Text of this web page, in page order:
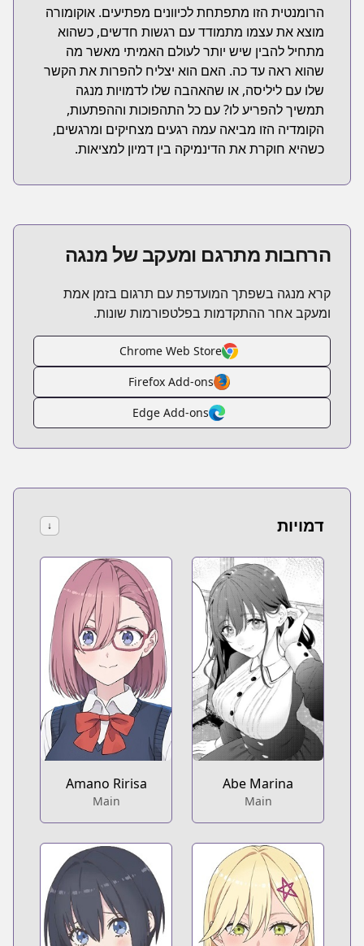
הרומנטית הזו מתפתחת לכיוונים מפתיעים. אוקומורה
מוצא את עצמו מתמודד עם רגשות חדשים, כשהוא
מתחיל להבין שיש יותר לעולם האמיתי מאשר מה
שהוא ראה עד כה. האם הוא יצליח להפרות את הקשר
שלו עם ליליסה, או שהאהבה שלו לדמויות מנגה
תמשיך להפריע לו? עם כל התהפוכות וההפתעות,
הקומדיה הזו מביאה עמה רגעים מצחיקים ומרגשים,
כשהיא חוקרת את הדינמיקה בין דמיון למציאות.
הרחבות מתרגם ומעקב של מנגה
קרא מנגה בשפתך המועדפת עם תרגום בזמן אמת
ומעקב אחר ההתקדמות בפלטפורמות שונות.
Chrome Web Store
Firefox Add-ons
Edge Add-ons
דמויות ↓
Abe Marina
Main
Amano Ririsa
Main